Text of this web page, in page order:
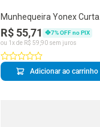
Munhequeira Yonex Curta
Branco
R$ 55,71 7% OFF no PIX
ou 1 x de R$ 59,90sem juros
Adicionar ao carrinho